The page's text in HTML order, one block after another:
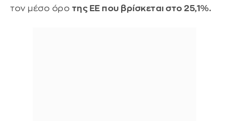
τον μέσο όρο της ΕΕ που βρίσκεται στο 25,1%.